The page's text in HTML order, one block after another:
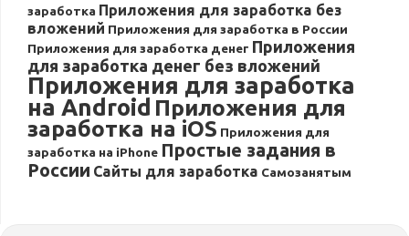
заработка Приложения для заработка без
вложений Приложения для заработка в России
Приложения для заработка денег Приложения
для заработка денег без вложений
Приложения для заработка
на Android Приложения для
заработка на iOS Приложения для
заработка на iPhone Простые задания в
России Сайты для заработка Самозанятым